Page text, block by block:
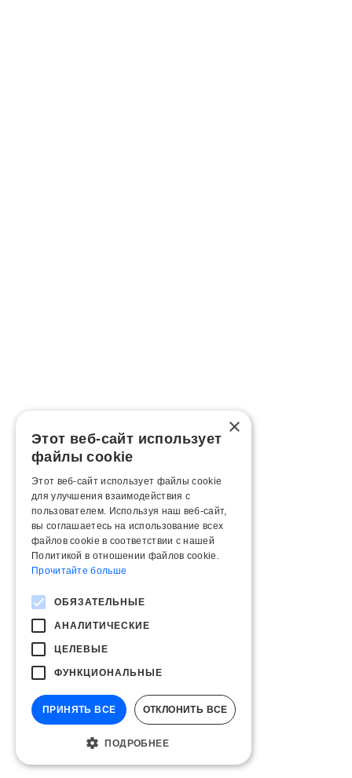
×
Этот веб-сайт использует
файлы cookie
Этот веб-сайт использует файлы cookie
для улучшения взаимодействия с
пользователем. Используя наш веб-сайт,
вы соглашаетесь на использование всех
файлов cookie в соответствии с нашей
Политикой в ​​отношении файлов cookie.
Прочитайте больше
ОБЯЗАТЕЛЬНЫЕ
АНАЛИТИЧЕСКИЕ
ЦЕЛЕВЫЕ
ФУНКЦИОНАЛЬНЫЕ
ПРИНЯТЬ ВСЕ ОТКЛОНИТЬ ВСЕ
ПОДРОБНЕЕ